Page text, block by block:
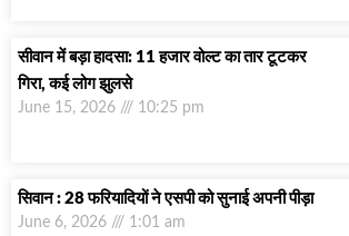
सीवान में बड़ा हादसा: 11 हजार वोल्ट का तार टूटकर
गिरा, कई लोग झुलसे
June 15, 2026 10:25 pm
सिवान : 28 फरियादियों ने एसपी को सुनाई अपनी पीड़ा
June 6, 2026 1:01 am